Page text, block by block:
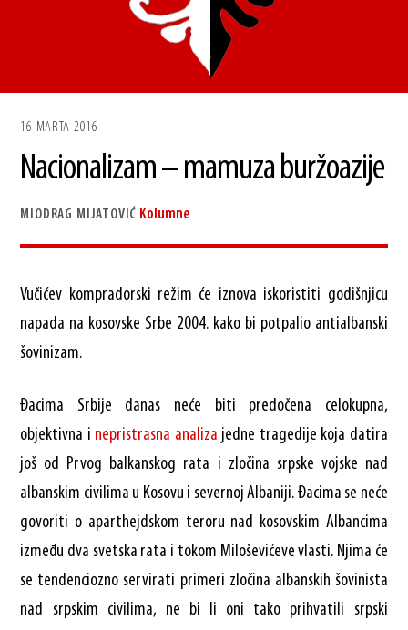
16 MARTA 2016
Nacionalizam – mamuza buržoazije
MIODRAG MIJATOVIĆ Kolumne
Vučićev kompradorski režim će iznova iskoristiti godišnjicu
napada na kosovske Srbe 2004. kako bi potpalio antialbanski
šovinizam.
Đacima Srbije danas neće biti predočena celokupna,
objektivna i nepristrasna analiza jedne tragedije koja datira
još od Prvog balkanskog rata i zločina srpske vojske nad
albanskim civilima u Kosovu i severnoj Albaniji. Đacima se neće
govoriti o aparthejdskom teroru nad kosovskim Albancima
između dva svetska rata i tokom Miloševićeve vlasti. Njima će
se tendenciozno servirati primeri zločina albanskih šovinista
nad srpskim civilima, ne bi li oni tako prihvatili srpski